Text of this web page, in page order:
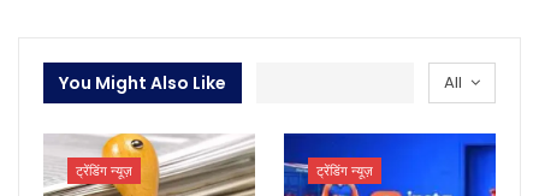
All
You Might Also Like
ट्रेंडिंग न्यूज़ ट्रेंडिंग न्यूज़